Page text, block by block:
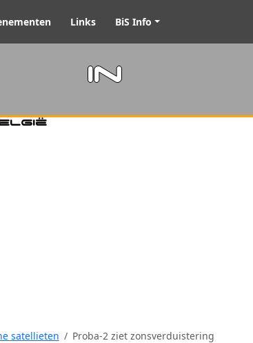
Links BiS Info
in
satellieten Proba-2 ziet zonsverduistering